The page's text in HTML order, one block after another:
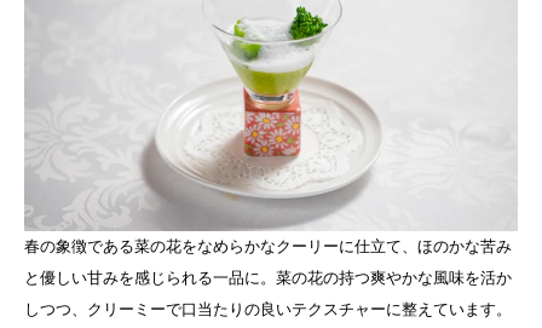
春の象徴である菜の花をなめらかなクーリーに仕立て、ほのかな苦み
と優しい甘みを感じられる一品に。菜の花の持つ爽やかな風味を活か
しつつ、クリーミーで口当たりの良いテクスチャーに整えています。